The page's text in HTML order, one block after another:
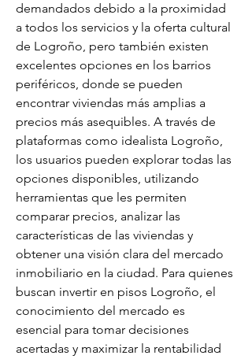
demandados debido a la proximidad
a todos los servicios y la oferta cultural
de Logroño, pero también existen
excelentes opciones en los barrios
periféricos, donde se pueden
encontrar viviendas más amplias a
precios más asequibles. A través de
plataformas como idealista Logroño,
los usuarios pueden explorar todas las
opciones disponibles, utilizando
herramientas que les permiten
comparar precios, analizar las
características de las viviendas y
obtener una visión clara del mercado
inmobiliario en la ciudad. Para quienes
buscan invertir en pisos Logroño, el
conocimiento del mercado es
esencial para tomar decisiones
acertadas y maximizar la rentabilidad